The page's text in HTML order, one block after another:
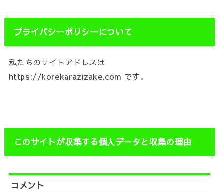
プライバシーポリシーについて
私たちのサイトアドレスは
https://korekarazizake.com です。
このサイトが収集する個人データと収集の理由
コメント